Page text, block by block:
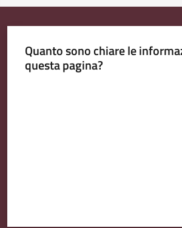
Quanto sono chiare le
questa pagina?